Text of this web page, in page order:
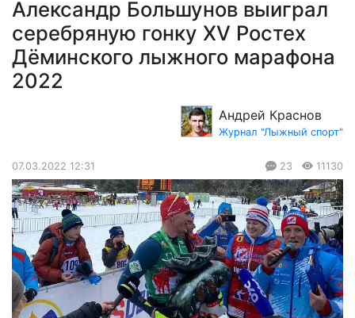
Александр Большунов выиграл
серебряную гонку XV Ростех
Дёминского лыжного марафона
2022
Андрей Краснов
Журнал "Лыжный спорт"
07.03.2022 12:31 23 11130